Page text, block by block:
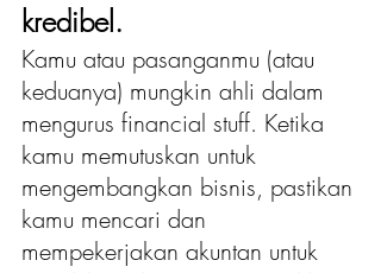
kredibel.
Kamu atau pasanganmu (atau
keduanya) mungkin ahli dalam
mengurus financial stuff. Ketika
kamu memutuskan untuk
mengembangkan bisnis, pastikan
kamu mencari dan
mempekerjakan akuntan untuk